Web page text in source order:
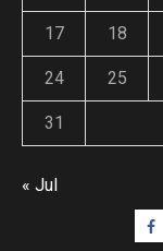
17 18
24 25
31
« Jul